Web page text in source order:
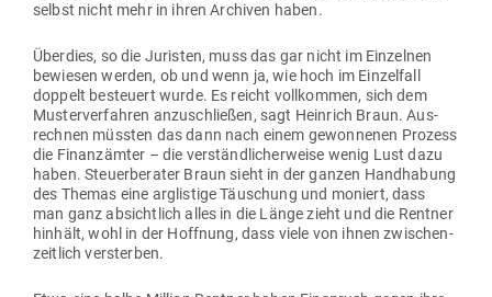
selbst nicht mehr in ihren Archiven haben.
Überdies, so die Juristen, muss das gar nicht im Ein­zelnen
bewiesen werden, ob und wenn ja, wie hoch im Ein­zelfall
doppelt besteuert wurde. Es reicht voll­kommen, sich dem
Mus­ter­ver­fahren anzu­schließen, sagt Heinrich Braun. Aus­
rechnen müssten das dann nach einem gewon­nenen Prozess
die Finanz­ämter – die ver­ständ­li­cher­weise wenig Lust dazu
haben. Steu­er­be­rater Braun sieht in der ganzen Hand­habung
des Themas eine arg­listige Täu­schung und moniert, dass
man ganz absichtlich alles in die Länge zieht und die Rentner
hinhält, wohl in der Hoffnung, dass viele von ihnen zwi­schen­
zeitlich versterben.